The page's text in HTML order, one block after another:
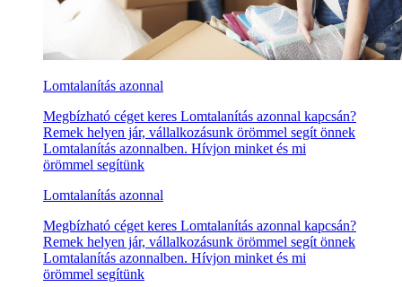
Lomtalanítás azonnal
Megbízható céget keres Lomtalanítás azonnal kapcsán?
Remek helyen jár, vállalkozásunk örömmel segít önnek
Lomtalanítás azonnalben. Hívjon minket és mi
örömmel segítünk
Lomtalanítás azonnal
Megbízható céget keres Lomtalanítás azonnal kapcsán?
Remek helyen jár, vállalkozásunk örömmel segít önnek
Lomtalanítás azonnalben. Hívjon minket és mi
örömmel segítünk